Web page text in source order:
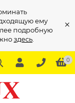
ему
подробную
здесь
×
0